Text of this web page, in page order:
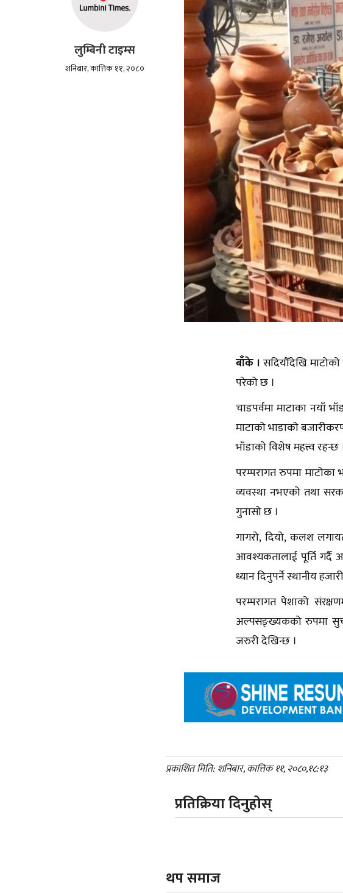
लुम्बिनी टाइम्स
शनिबार, कात्तिक ११, २०८०
बाँके ।सदियौँदेखि
परेको छ ।
चाडपर्वमा माटाका नयाँ
माटाको भाडाको
भाँडाको विशेष महत्त्व रहन्छ
परम्परागत रुपमा
व्यवस्था नभएको तथा
गुनासो छ ।
गागरो, दियो, कलश
आवश्यकतालाई पूर्ति गर्दै
ध्यान दिनुपर्ने स्थानीय
परम्परागत पेशाको
अल्पसङ्ख्यकको रुपमा
जरुरी देखिन्छ ।
प्रकाशित मिति: शनिबार, कात्तिक ११, २०८०,१८:१३
प्रतिक्रिया दिनुहोस्
थप समाज